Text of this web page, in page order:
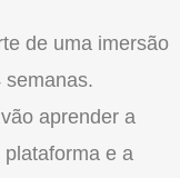
de uma imersão
semanas.
aprender a
e a